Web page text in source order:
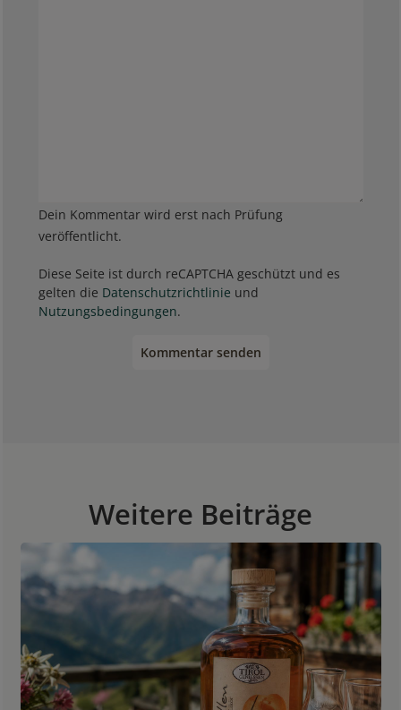
Dein Kommentar wird erst nach Prüfung
veröffentlicht.
Diese Seite ist durch reCAPTCHA geschützt und es
gelten die Datenschutzrichtlinie und
Nutzungsbedingungen.
Kommentar senden
Weitere Beiträge